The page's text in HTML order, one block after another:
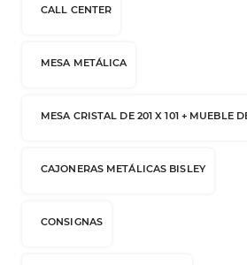
CALL CENTER
MESA METÁLICA
MESA CRISTAL DE 201 X 101 + MUEBLE
CAJONERAS METÁLICAS BISLEY
CONSIGNAS